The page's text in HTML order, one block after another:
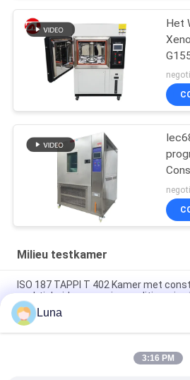
Het
het
And
Milieu testkamer
ISO 187 TAPPI T 402 Kamer met
vochtigheid voor
Droge en Natte Samengestelde Zoute
NSS Aass Cass van de Nevelcorrosie
De Kamer van de de Vochtigheidstest
Luna
3:16 PM